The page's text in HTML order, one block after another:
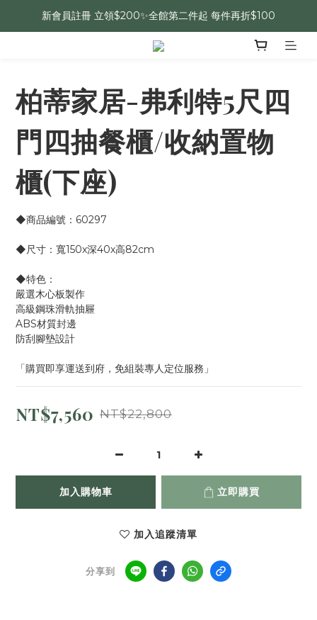
新會員註冊 立領$200✨全館第二件起 每件再折$100
柏蒂家居-弗利特5尺四
門四抽餐櫃/收納置物
櫃(下座)
◆商品編號：60297
◆尺寸：寬150x深40x高82cm
◆特色：
嚴選木心板製作
高級鋼珠滑軌抽屜
ABS材質封邊
防刮腳墊設計
「購買即享運送到府，免組裝專人定位服務」
NT$7,560 NT$22,800
加入購物車 立即購買
加入追蹤清單
分享到